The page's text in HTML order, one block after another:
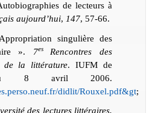
de lecteurs à
aujourd’hui, 147, 57-66.
singulière des
». 7es Rencontres des
de la littérature. IUFM de
8 avril 2006.
didlit/Rouxel.pdf&gt;
des lectures littéraires.